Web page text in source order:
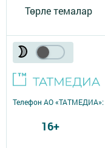
Төрле темалар
Телефон АО «ТАТМЕДИА»:
16+